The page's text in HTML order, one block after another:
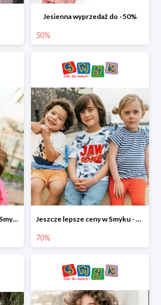
Jesienna wyprzedaż do -50%
50%
Ostatnie dni wyprzedaży w Smyku - ubrania i buty do -70% Jeszcze lepsze ceny w Smyku - ubrania i buty do -70%
70%